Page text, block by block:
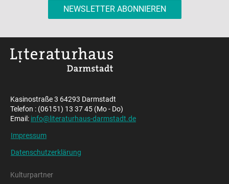
NEWSLETTER ABONNIEREN
Kasinostraße 3 64293 Darmstadt
Telefon : (06151) 13 37 45 (Mo - Do)
Email: info@literaturhaus-darmstadt.de
Impressum
Datenschutzerklärung
Kulturpartner